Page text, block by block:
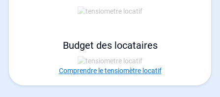
Budget des locataires
Comprendre le tensiomètre locatif